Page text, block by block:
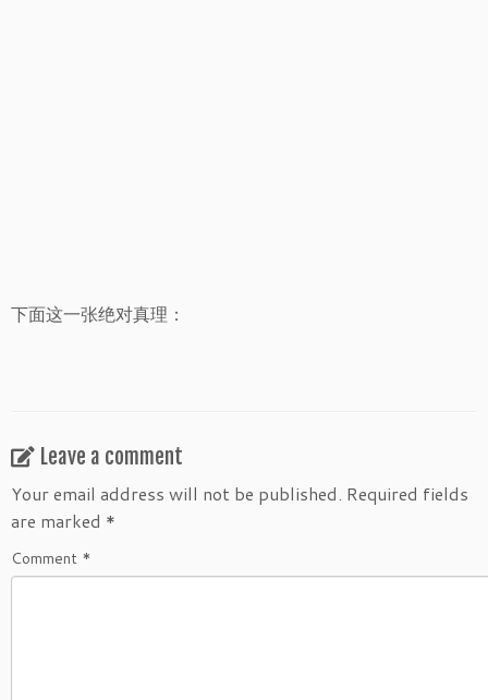
下面这一张绝对真理：
Leave a comment
Your email address will not be published. Required fields
are marked *
Comment *